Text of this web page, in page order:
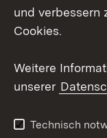
Mastodon
Youtube
Kontakt
Barrierefreiheit
und verbessern
Cookies.
Weitere
unserer
Technisch